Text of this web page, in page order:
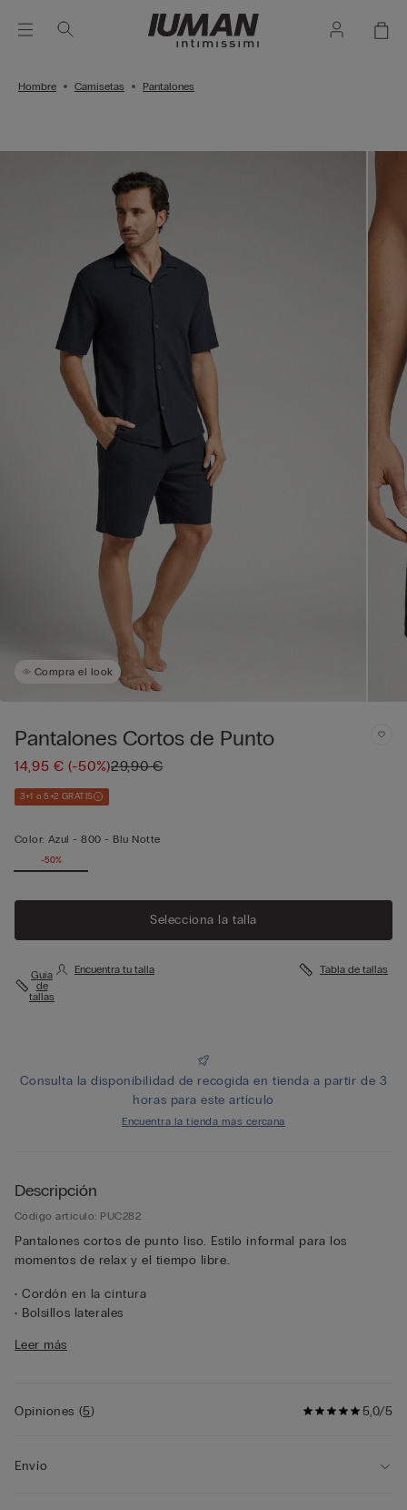
Hombre Camisetas Pantalones
Compra el look
Pantalones Cortos de Punto
14,95 €(-50%)29,90 €
3+1 o 5+2 GRATIS
Color: Azul -800 - Blu Notte
-50%
Selecciona la talla
Guía
de
tallas
Encuentra tu talla Tabla de tallas
Consulta la disponibilidad de recogida en tienda a partir de 3
horas para este artículo
Encuentra la tienda más cercana
Descripción
Código artículo: PUC282
Pantalones cortos de punto liso. Estilo informal para los
momentos de relax y el tiempo libre.
• Cordón en la cintura
• Bolsillos laterales
• El modelo mide 185 cm y lleva la talla L
las mismas características de tejido, corte y acabados que el
Leer más
5,0/5
Opiniones (5)
Envío